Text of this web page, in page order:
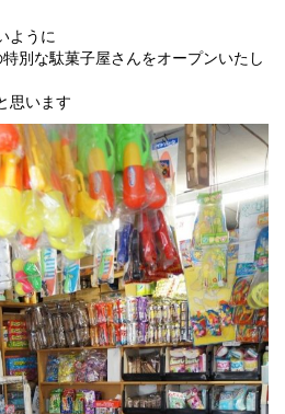
ように
別な駄菓子屋さんをオープンいたし
思います